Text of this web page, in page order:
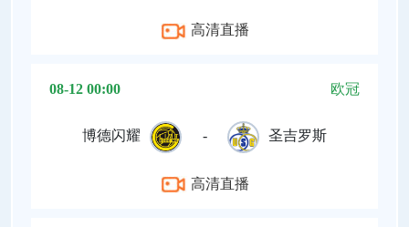
高清直播
08-12 00:00 欧冠
博德闪耀 - 圣吉罗斯
高清直播